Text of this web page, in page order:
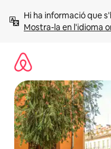
Mostra-la en l'idioma